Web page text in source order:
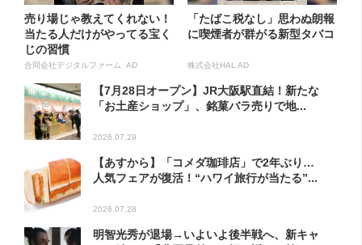
売り場じゃ教えてくれない！
当たる人だけがやってる宝く
じの習慣
合同会社デジタルファーム AD
「たばこ税なし」思わぬ朗報
に喫煙者が群がる新型タバコ
株式会社HAL AD
【7月28日オープン】JR大阪駅直結！新たな
「お土産ショップ」、銘菓バラ売りで地...
2026.07.29
【あすから】「コメダ珈琲店」で2年ぶり…
人気フェアが復活！“ハワイ旅行が当たる”...
2026.07.28
明智光秀が退場→いよいよ後半戦へ、新キャ